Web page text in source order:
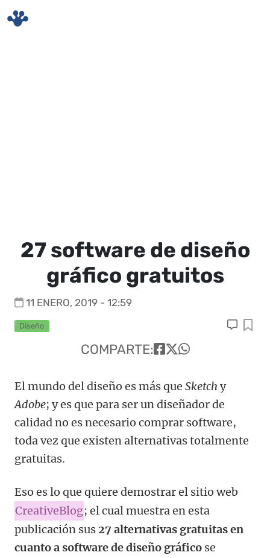
27 software de diseño
gráfico gratuitos
11 ENERO, 2019 - 12:59
Diseño
COMPARTE:
El mundo del diseño es más que Sketch y
Adobe; y es que para ser un diseñador de
calidad no es necesario comprar software,
toda vez que existen alternativas totalmente
gratuitas.
Eso es lo que quiere demostrar el sitio web
CreativeBlog; el cual muestra en esta
publicación sus27 alternativas gratuitas en
cuanto a software de diseño gráfico se